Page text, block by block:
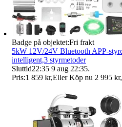
Badge på objektet:Fri frakt
5kW 12V/24V Bluetooth APP-
intelligent,3 styrmetoder
Sluttid22:35 9 aug 22:35.
Pris:1 859 kr,Eller Köp nu 2 995 kr,